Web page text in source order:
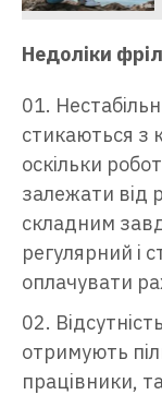
Недоліки
стикаються з
оскільки
залежати від
складним
регулярний і
оплачувати
отримують
працівники,